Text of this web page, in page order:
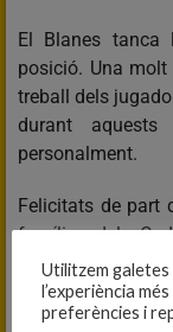
El Blanes tanca
posició. Una
treball dels
durant
personalment.
Felicitats de part
família del
acompanyar-
anys.
Per sempre
Utilitzem
l’experiència
preferències i